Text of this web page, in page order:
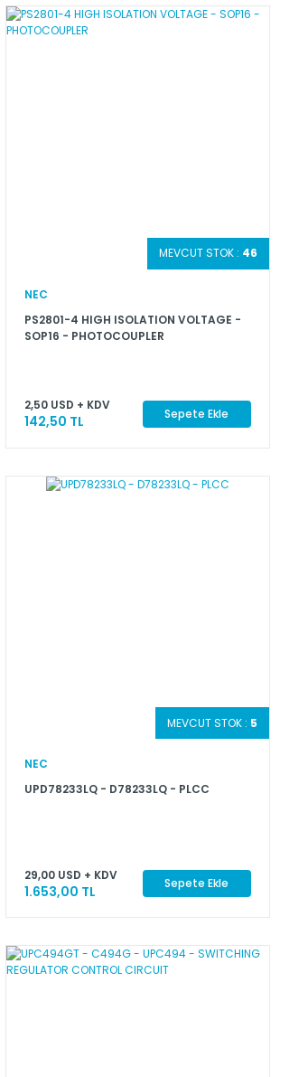
MEVCUT STOK : 46
NEC
PS2801-4 HIGH ISOLATION VOLTAGE -
SOP16 - PHOTOCOUPLER
2,50 USD + KDV
142,50 TL Sepete Ekle
MEVCUT STOK : 5
NEC
UPD78233LQ - D78233LQ - PLCC
29,00 USD + KDV
1.653,00 TL Sepete Ekle